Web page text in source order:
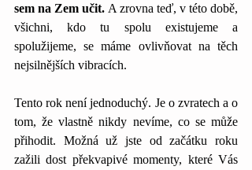
sem na Zem učit. A zrovna teď, v této době,
všichni, kdo tu spolu existujeme a
spolužijeme, se máme ovlivňovat na těch
nejsilnějších vibracích.
Tento rok není jednoduchý. Je o zvratech a o
tom, že vlastně nikdy nevíme, co se může
přihodit. Možná už jste od začátku roku
zažili dost překvapivé momenty, které Vás